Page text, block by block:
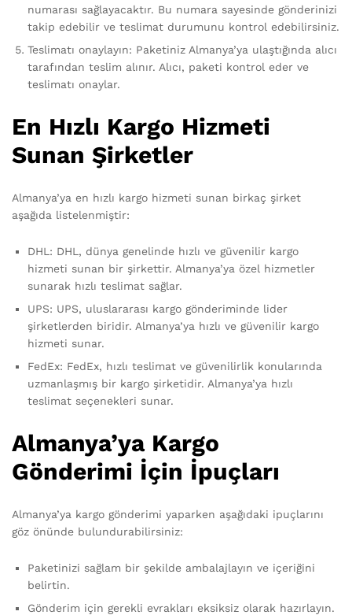
numarası sağlayacaktır. Bu numara sayesinde gönderinizi
takip edebilir ve teslimat durumunu kontrol edebilirsiniz.
Teslimatı onaylayın: Paketiniz Almanya’ya ulaştığında alıcı
tarafından teslim alınır. Alıcı, paketi kontrol eder ve
teslimatı onaylar.
En Hızlı Kargo Hizmeti
Sunan Şirketler
Almanya’ya en hızlı kargo hizmeti sunan birkaç şirket
aşağıda listelenmiştir:
DHL: DHL, dünya genelinde hızlı ve güvenilir kargo
hizmeti sunan bir şirkettir. Almanya’ya özel hizmetler
sunarak hızlı teslimat sağlar.
UPS: UPS, uluslararası kargo gönderiminde lider
şirketlerden biridir. Almanya’ya hızlı ve güvenilir kargo
hizmeti sunar.
FedEx: FedEx, hızlı teslimat ve güvenilirlik konularında
uzmanlaşmış bir kargo şirketidir. Almanya’ya hızlı
teslimat seçenekleri sunar.
Almanya’ya Kargo
Gönderimi İçin İpuçları
Almanya’ya kargo gönderimi yaparken aşağıdaki ipuçlarını
göz önünde bulundurabilirsiniz:
Paketinizi sağlam bir şekilde ambalajlayın ve içeriğini
belirtin.
Gönderim için gerekli evrakları eksiksiz olarak hazırlayın.